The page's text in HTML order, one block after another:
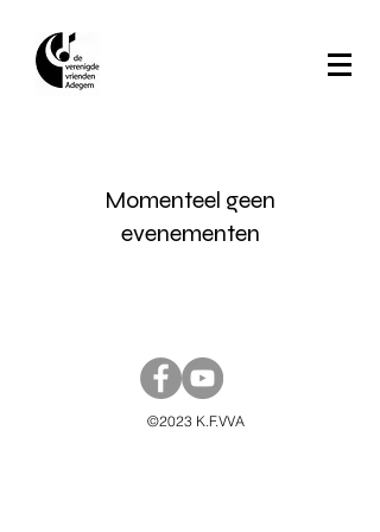
Momenteel geen
evenementen
©2023 K.F.VVA